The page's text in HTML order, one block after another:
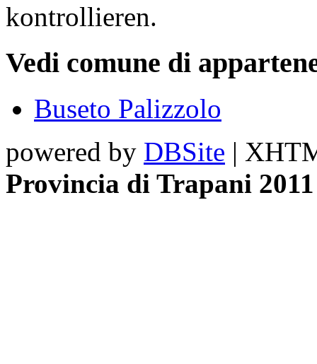
kontrollieren.
Vedi comune di
Buseto Palizzolo
powered by DBSite |
Provincia di Trapani 2011